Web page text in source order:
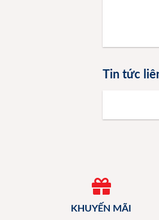
Tin tức
KHUYẾN MÃI